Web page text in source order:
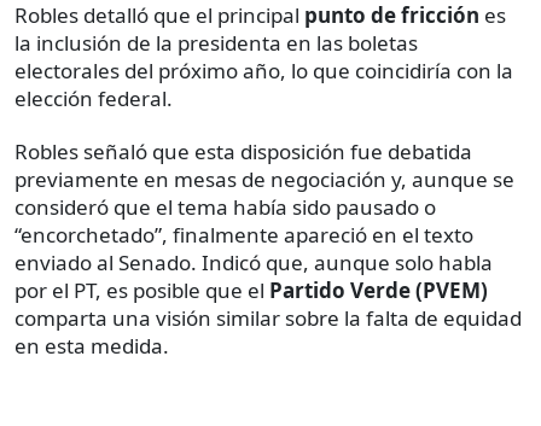
Robles detalló que el principal punto de fricción es
la inclusión de la presidenta en las boletas
electorales del próximo año, lo que coincidiría con la
elección federal.
Robles señaló que esta disposición fue debatida
previamente en mesas de negociación y, aunque se
consideró que el tema había sido pausado o
“encorchetado”, finalmente apareció en el texto
enviado al Senado. Indicó que, aunque solo habla
por el PT, es posible que el Partido Verde (PVEM)
comparta una visión similar sobre la falta de equidad
en esta medida.